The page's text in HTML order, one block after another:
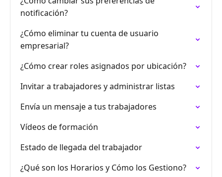
notificación?
¿Cómo eliminar tu cuenta de usuario
empresarial?
¿Cómo crear roles asignados por ubicación?
Invitar a trabajadores y administrar listas
Envía un mensaje a tus trabajadores
Vídeos de formación
Estado de llegada del trabajador
¿Qué son los Horarios y Cómo los Gestiono?